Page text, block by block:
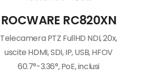
ROCWARE RC820XN
Telecamera PTZ FullHD NDI, 20x,
uscite HDMI, SDI, IP, USB, HFOV
60.7°-3.36°, PoE, inclusi